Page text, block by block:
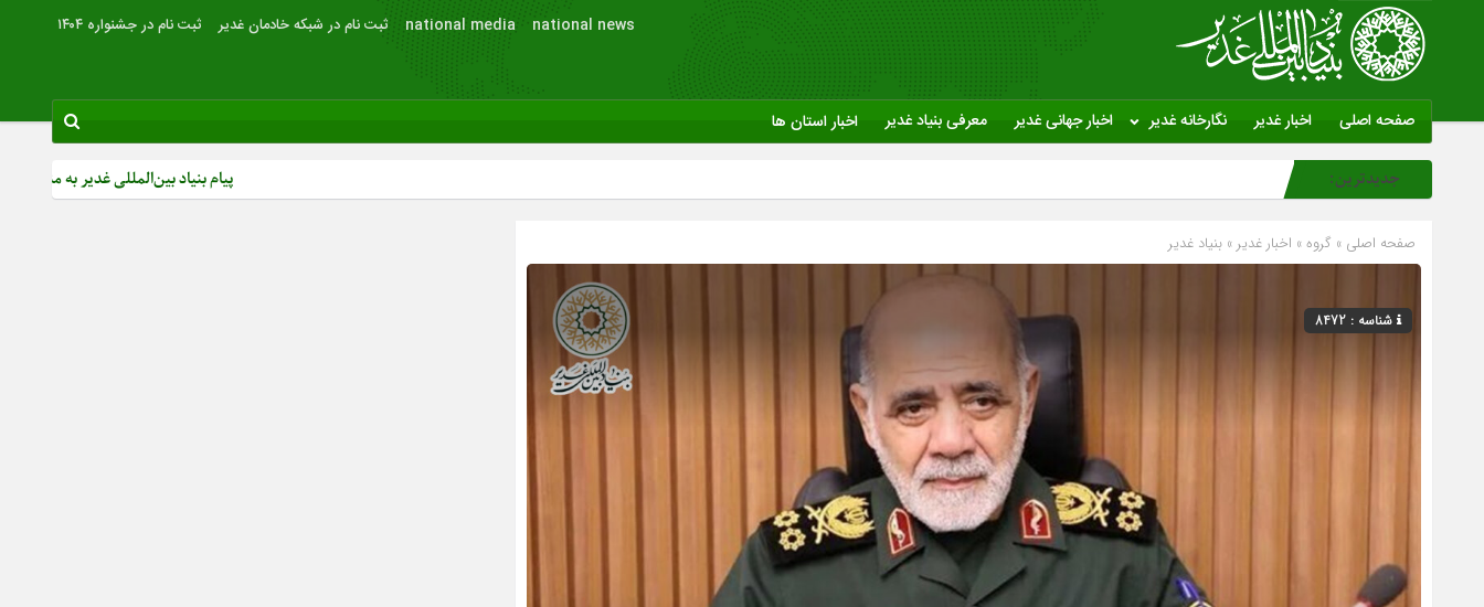
national news
national media ثبت نام در شبکه خادمان غدیر ثبت نام در جشنواره ۱۴۰۴
صفحه اصلی اخبار غدیر نگارخانه غدیر اخبار جهانی غدیر معرفی بنیاد غدیر اخبار استان ها
جدیدترین: پیام بنیاد بین‌المللی غدیر به مناسبت روز خبرنگار
صفحه اصلی » گروه » اخبار غدیر » بنیاد غدیر
شناسه : 8472